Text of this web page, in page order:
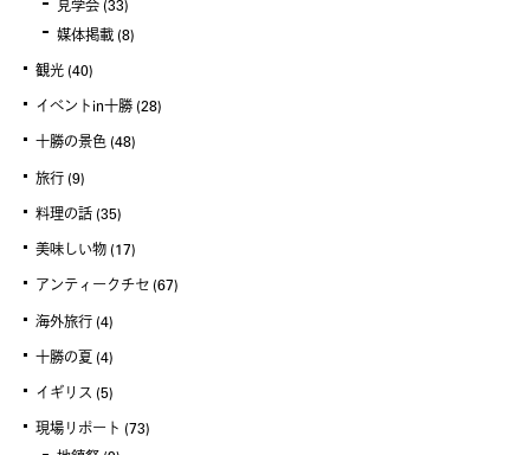
見学会 (33)
媒体掲載 (8)
観光 (40)
イベントin十勝 (28)
十勝の景色 (48)
旅行 (9)
料理の話 (35)
美味しい物 (17)
アンティークチセ (67)
海外旅行 (4)
十勝の夏 (4)
イギリス (5)
現場リポート (73)